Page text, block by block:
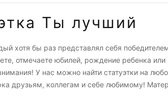
Ты лучший
хотя бы раз представлял себя
отмечаете юбилей, рождение ребенка
У нас можно найти статуэтки на
друзьям, коллегам и себе любимому!